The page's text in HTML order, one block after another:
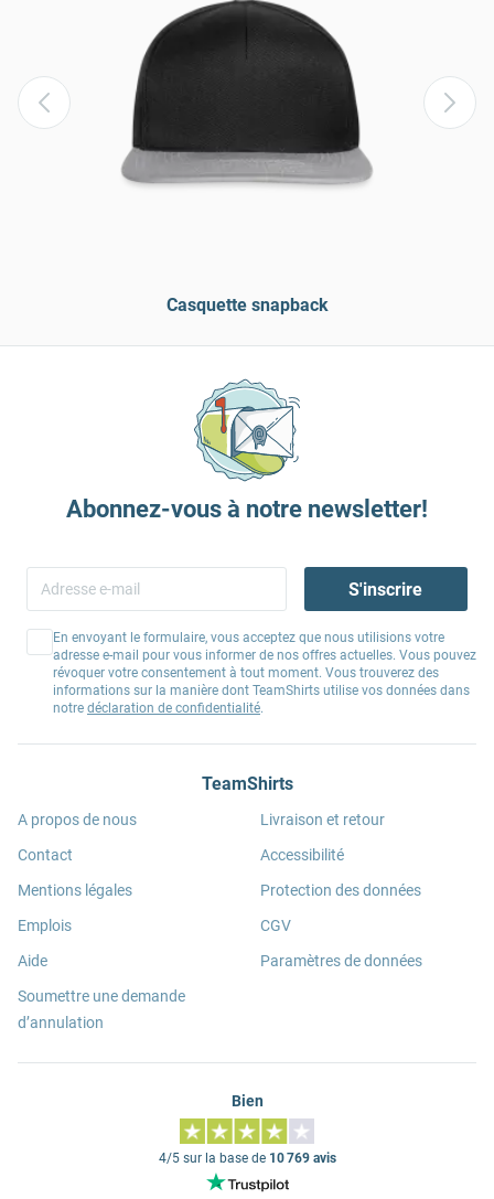
Casquette snapback
Abonnez-vous à notre newsletter!
S'inscrire
En envoyant le formulaire, vous acceptez que nous utilisions votre
adresse e-mail pour vous informer de nos offres actuelles. Vous pouvez
révoquer votre consentement à tout moment. Vous trouverez des
informations sur la manière dont TeamShirts utilise vos données dans
notre déclaration de confidentialité.
TeamShirts
A propos de nous
Contact
Mentions légales
Emplois
Aide
Soumettre une demande
d’annulation
Livraison et retour
Accessibilité
Protection des données
CGV
Paramètres de données
Bien
4/5 sur la base de 10 769 avis